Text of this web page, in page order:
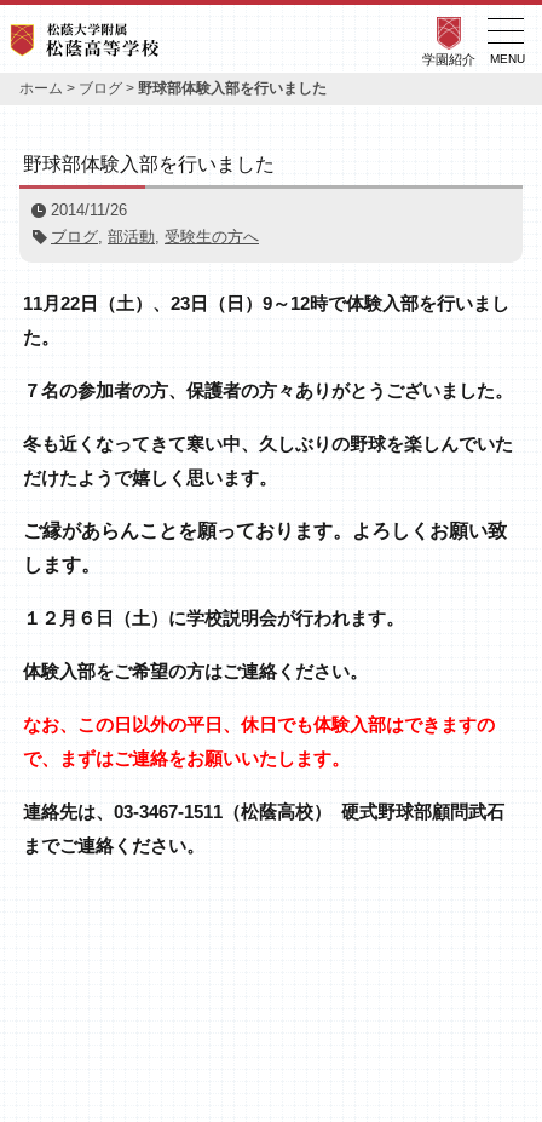
学園紹介
ホーム > ブログ > 野球部体験入部を行いました
野球部体験入部を行いました
2014/11/26
ブログ, 部活動, 受験生の方へ
11月22日（土）、23日（日）9～12時で体験入部を行いまし
た。
７名の参加者の方、保護者の方々ありがとうございました。
冬も近くなってきて寒い中、久しぶりの野球を楽しんでいた
だけたようで嬉しく思います。
ご縁があらんことを願っております。よろしくお願い致
します。
１２月６日（土）に学校説明会が行われます。
体験入部をご希望の方はご連絡ください。
なお、この日以外の平日、休日でも体験入部はできますの
で、まずはご連絡をお願いいたします。
連絡先は、03-3467-1511（松蔭高校） 硬式野球部顧問武石
までご連絡ください。
MENU